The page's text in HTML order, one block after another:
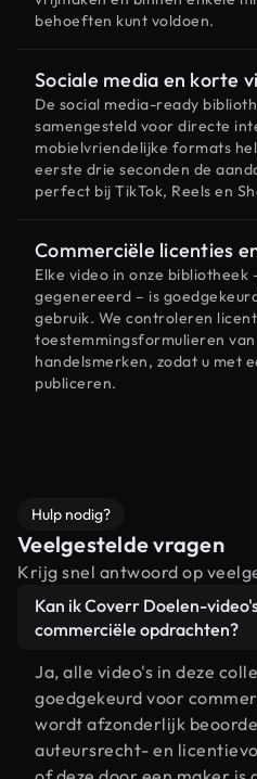
behoeften kunt voldoen.
Sociale media en korte
De social media-ready
samengesteld voor directe
mobielvriendelijke formats
eerste drie seconden de
perfect bij TikTok, Reels en
Commerciële licenties
Elke video in onze bibliotheek
gegenereerd – is
gebruik. We controleren
toestemmingsformulieren
handelsmerken, zodat u met
publiceren.
Hulp nodig?
Veelgestelde vragen
Krijg snel antwoord op
Kan ik Coverr Doelen-
commerciële opdrachten?
Ja, alle video's in deze
goedgekeurd voor
wordt afzonderlijk
auteursrecht- en